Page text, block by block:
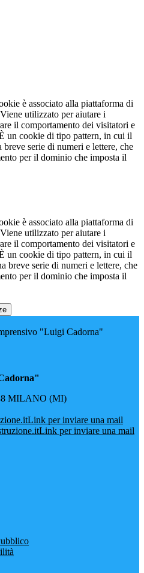
è associato alla piattaforma di
utilizzato per aiutare i
il comportamento dei visitatori e
un cookie di tipo pattern, in cui il
serie di numeri e lettere, che
per il dominio che imposta il
è associato alla piattaforma di
utilizzato per aiutare i
il comportamento dei visitatori e
un cookie di tipo pattern, in cui il
breve serie di numeri e lettere, che
per il dominio che imposta il
"Luigi Cadorna"
MILANO (MI)
Link per inviare una mail
Link per inviare una mail